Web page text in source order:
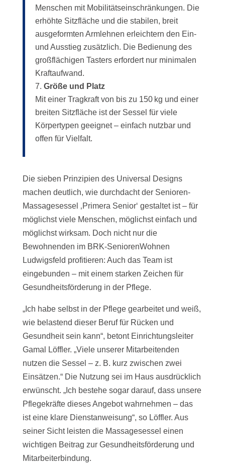
Menschen mit Mobilitätseinschränkungen. Die
erhöhte Sitzfläche und die stabilen, breit
ausgeformten Armlehnen erleichtern den Ein-
und Ausstieg zusätzlich. Die Bedienung des
großflächigen Tasters erfordert nur minimalen
Kraftaufwand.
Größe und Platz
Mit einer Tragkraft von bis zu 150 kg und einer
breiten Sitzfläche ist der Sessel für viele
Körpertypen geeignet – einfach nutzbar und
offen für Vielfalt.
Die sieben Prinzipien des Universal Designs
machen deutlich, wie durchdacht der Senioren-
Massagesessel ‚Primera Senior‘ gestaltet ist – für
möglichst viele Menschen, möglichst einfach und
möglichst wirksam. Doch nicht nur die
Bewohnenden im BRK-SeniorenWohnen
Ludwigsfeld profitieren: Auch das Team ist
eingebunden – mit einem starken Zeichen für
Gesundheitsförderung in der Pflege.
„Ich habe selbst in der Pflege gearbeitet und weiß,
wie belastend dieser Beruf für Rücken und
Gesundheit sein kann“, betont Einrichtungsleiter
Gamal Löffler. „Viele unserer Mitarbeitenden
nutzen die Sessel – z. B. kurz zwischen zwei
Einsätzen.“ Die Nutzung sei im Haus ausdrücklich
erwünscht. „Ich bestehe sogar darauf, dass unsere
Pflegekräfte dieses Angebot wahrnehmen – das
ist eine klare Dienstanweisung“, so Löffler. Aus
seiner Sicht leisten die Massagesessel einen
wichtigen Beitrag zur Gesundheitsförderung und
Mitarbeiterbindung.